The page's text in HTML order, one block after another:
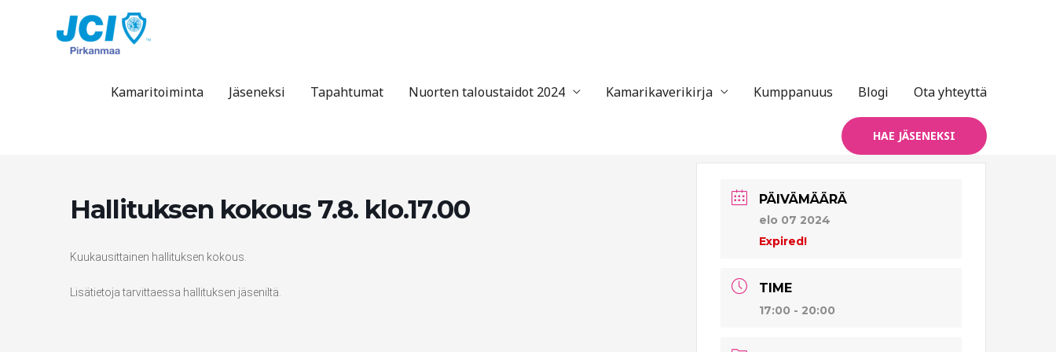
Kamaritoiminta Jäseneksi Tapahtumat Nuorten taloustaidot 2024 Kamarikaverikirja Kumppanuus Blogi Ota yhteyttä
HAE JÄSENEKSI
Hallituksen kokous 7.8. klo.17.00
Kuukausittainen hallituksen kokous.
Lisätietoja tarvittaessa hallituksen jäseniltä.
PÄIVÄMÄÄRÄ
elo 07 2024
Expired!
TIME
17:00 - 20:00